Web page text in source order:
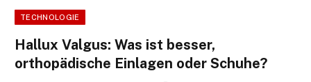
TECHNOLOGIE
Hallux Valgus: Was ist besser,
orthopädische Einlagen oder Schuhe?